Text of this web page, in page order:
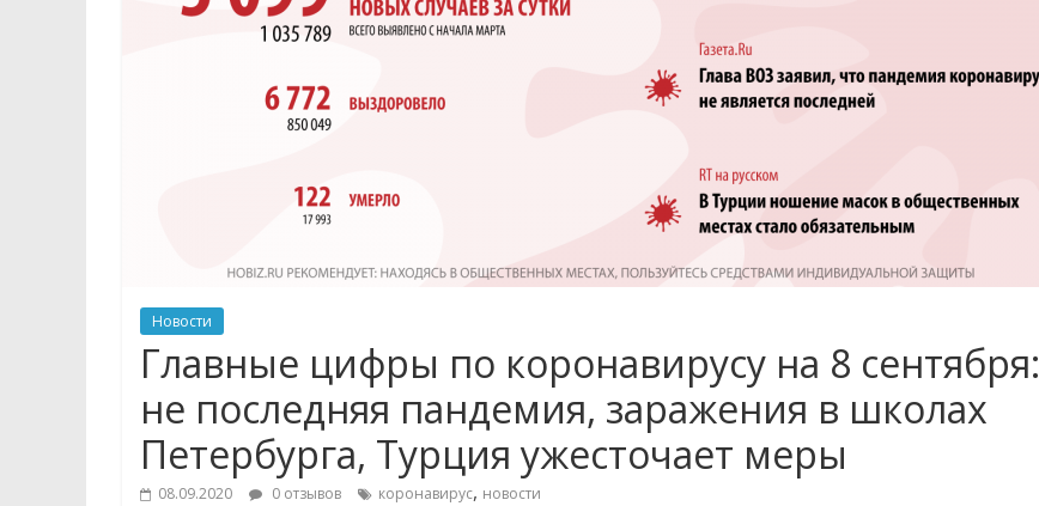
Новости
Главные цифры по коронавирусу на 8 сентября:
не последняя пандемия, заражения в школах
Петербурга, Турция ужесточает меры
08.09.2020 0 отзывов коронавирус, новости